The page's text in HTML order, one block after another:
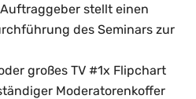
stellt einen
des Seminars zur
großes TV #1x Flipchart
Moderatorenkoffer